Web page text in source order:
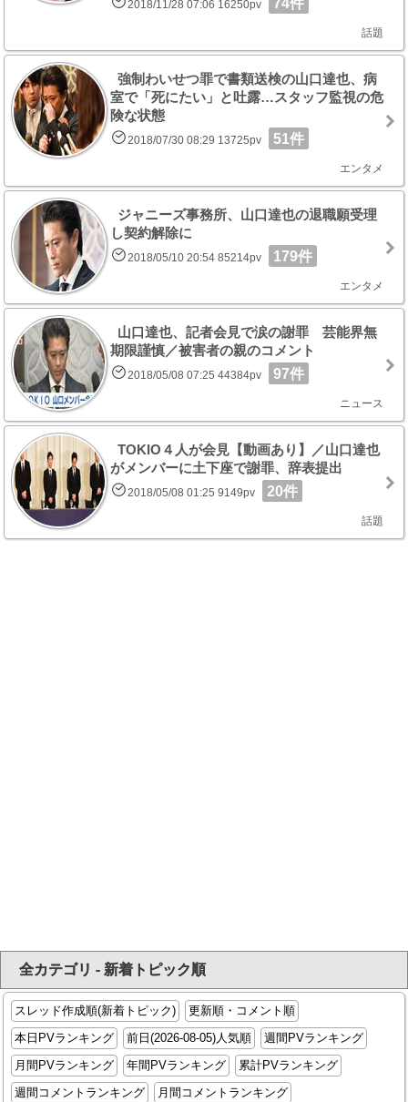
2018/11/28 07:06 16250pv 74件
話題
強制わいせつ罪で書類送検の山口達也、病
室で「死にたい」と吐露…スタッフ監視の危
険な状態
2018/07/30 08:29 13725pv 51件
エンタメ
ジャニーズ事務所、山口達也の退職願受理
し契約解除に
2018/05/10 20:54 85214pv 179件
エンタメ
山口達也、記者会見で涙の謝罪 芸能界無
期限謹慎／被害者の親のコメント
2018/05/08 07:25 44384pv 97件
ニュース
TOKIO４人が会見【動画あり】／山口達也
がメンバーに土下座で謝罪、辞表提出
2018/05/08 01:25 9149pv 20件
話題
全カテゴリ - 新着トピック順
スレッド作成順(新着トピック)
更新順・コメント順
本日PVランキング
前日(2026-08-05)人気順
週間PVランキング
月間PVランキング
年間PVランキング
累計PVランキング
週間コメントランキング
月間コメントランキング